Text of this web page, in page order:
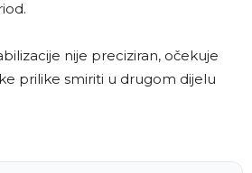
nije preciziran, očekuje
prilike smiriti u drugom dijelu